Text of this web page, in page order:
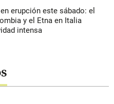
erupción este sábado: el
y el Etna en Italia
intensa